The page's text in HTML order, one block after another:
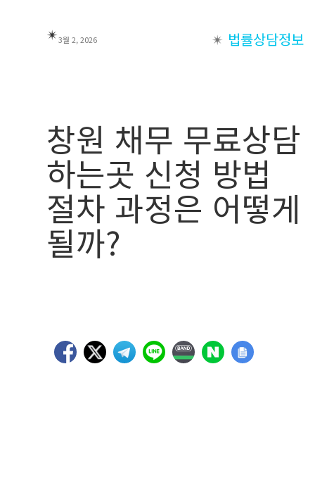
✴︎3월 2, 2026 ✴︎ 법률상담정보
창원 채무 무료상담
하는곳 신청 방법
절차 과정은 어떻게
될까?